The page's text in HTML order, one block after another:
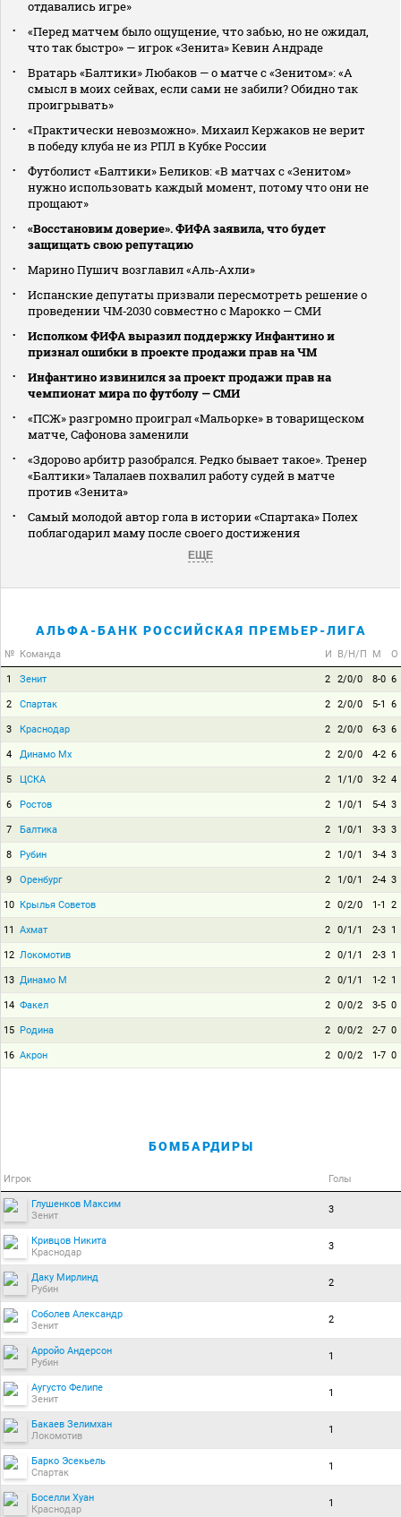
отдавались игре»
«Перед матчем было ощущение, что забью, но не ожидал,
что так быстро» — игрок «Зенита» Кевин Андраде
Вратарь «Балтики» Любаков — о матче с «Зенитом»: «А
смысл в моих сейвах, если сами не забили? Обидно так
проигрывать»
«Практически невозможно». Михаил Кержаков не верит
в победу клуба не из РПЛ в Кубке России
Футболист «Балтики» Беликов: «В матчах с «Зенитом»
нужно использовать каждый момент, потому что они не
прощают»
«Восстановим доверие». ФИФА заявила, что будет
защищать свою репутацию
Марино Пушич возглавил «Аль‑Ахли»
Испанские депутаты призвали пересмотреть решение о
проведении ЧМ‑2030 совместно с Марокко — СМИ
Исполком ФИФА выразил поддержку Инфантино и
признал ошибки в проекте продажи прав на ЧМ
Инфантино извинился за проект продажи прав на
чемпионат мира по футболу — СМИ
«ПСЖ» разгромно проиграл «Мальорке» в товарищеском
матче, Сафонова заменили
«Здорово арбитр разобрался. Редко бывает такое». Тренер
«Балтики» Талалаев похвалил работу судей в матче
против «Зенита»
Самый молодой автор гола в истории «Спартака» Полех
поблагодарил маму после своего достижения
ЕЩЕ
АЛЬФА-БАНК РОССИЙСКАЯ ПРЕМЬЕР-ЛИГА
№ Команда И В/Н/П М О
1 Зенит 2 2/0/0 8-0 6
2 Спартак 2 2/0/0 5-1 6
3 Краснодар 2 2/0/0 6-3 6
4 Динамо Мх 2 2/0/0 4-2 6
5 ЦСКА 2 1/1/0 3-2 4
6 Ростов 2 1/0/1 5-4 3
7 Балтика 2 1/0/1 3-3 3
8 Рубин 2 1/0/1 3-4 3
9 Оренбург 2 1/0/1 2-4 3
10 Крылья Советов 2 0/2/0 1-1 2
11 Ахмат 2 0/1/1 2-3 1
12 Локомотив 2 0/1/1 2-3 1
13 Динамо М 2 0/1/1 1-2 1
14 Факел 2 0/0/2 3-5 0
15 Родина 2 0/0/2 2-7 0
16 Акрон 2 0/0/2 1-7 0
БОМБАРДИРЫ
Игрок Голы
Глушенков Максим
Зенит
3
Кривцов Никита
Краснодар
3
Даку Мирлинд
Рубин
2
Соболев Александр
Зенит
2
Арройо Андерсон
Рубин
1
Аугусто Фелипе
Зенит
1
Бакаев Зелимхан
Локомотив
1
Барко Эсекьель
Спартак
1
Боселли Хуан
Краснодар
1